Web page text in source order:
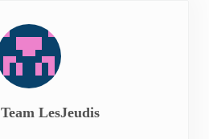
Team LesJeudis